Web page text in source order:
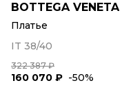
BOTTEGA VENETA
Платье
IT 38/40
322 387 ₽
160 070 ₽ -50%